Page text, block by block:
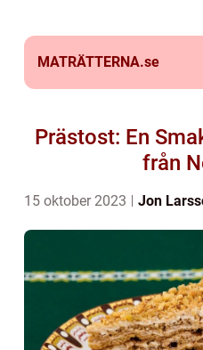
MATRÄTTERNA.se
Prästost: En
från
15 oktober 2023 Jon